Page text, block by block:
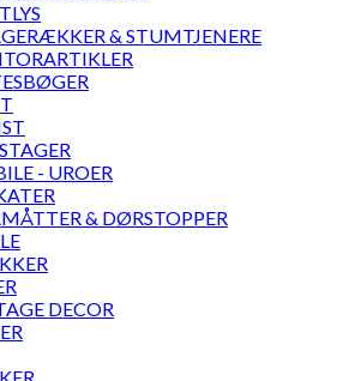
& STUMTJENERE
- UROER
& DØRSTOPPER
DECOR